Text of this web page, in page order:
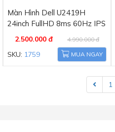
Màn Hình Dell U2419H
24inch FullHD 8ms 60Hz IPS
2.500.000 đ 4.990.000 đ
SKU: 1759 MUA NGAY
1